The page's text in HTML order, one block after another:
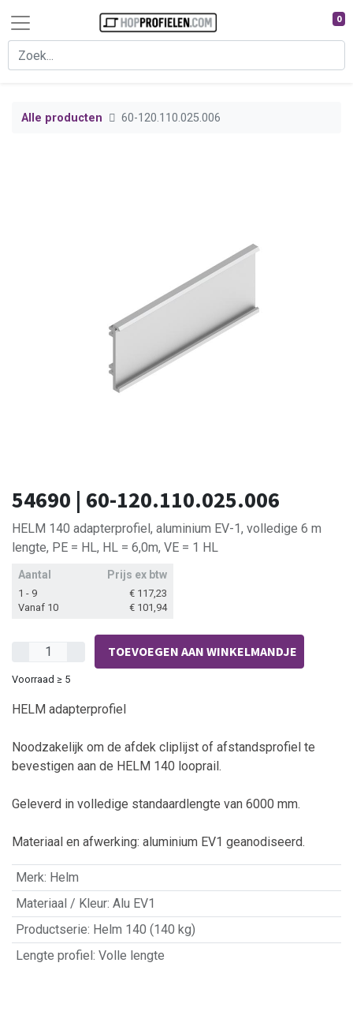
0
Alle producten 60-120.110.025.006
54690 | 60-120.110.025.006
HELM 140 adapterprofiel, aluminium EV-1, volledige 6 m
lengte, PE = HL, HL = 6,0m, VE = 1 HL
Aantal Prijs ex btw
1 - 9 € 117,23
Vanaf 10
€ 101,94
TOEVOEGEN AAN WINKELMANDJE
Voorraad ≥ 5
HELM adapterprofiel
Noodzakelijk om de afdek cliplijst of afstandsprofiel te
bevestigen aan de HELM 140 looprail.
Geleverd in volledige standaardlengte van 6000 mm.
Materiaal en afwerking: aluminium EV1 geanodiseerd.
Merk: Helm
Materiaal / Kleur: Alu EV1
Productserie: Helm 140 (140 kg)
Lengte profiel : Volle lengte